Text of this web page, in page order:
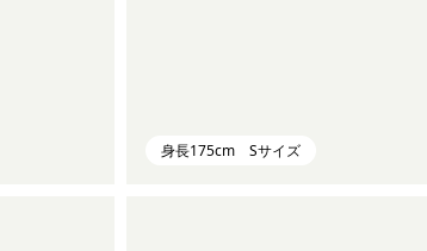
身長175cm Sサイズ